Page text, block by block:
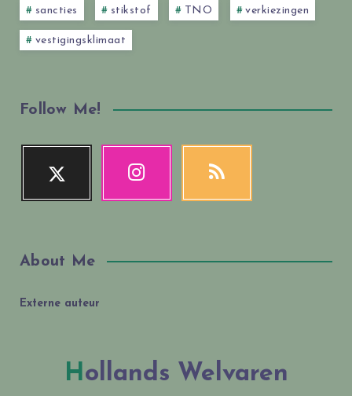
sancties stikstof TNO verkiezingen
vestigingsklimaat
Follow Me!
About Me
Externe auteur
Hollands Welvaren